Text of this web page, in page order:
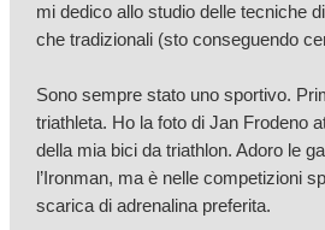
mi dedico allo studio delle tecniche
che tradizionali (sto conseguendo
Sono sempre stato uno sportivo.
triathleta. Ho la foto di Jan Frodeno
della mia bici da triathlon. Adoro le
l’Ironman, ma è nelle competizioni
scarica di adrenalina preferita.